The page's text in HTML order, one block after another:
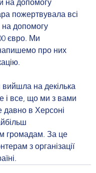
на допомогу
пожертвувала всі
на допомогу
євро. Ми
про них
вийшла на декілька
і все, що ми з вами
давно в Херсоні
громадам. За це
з організації